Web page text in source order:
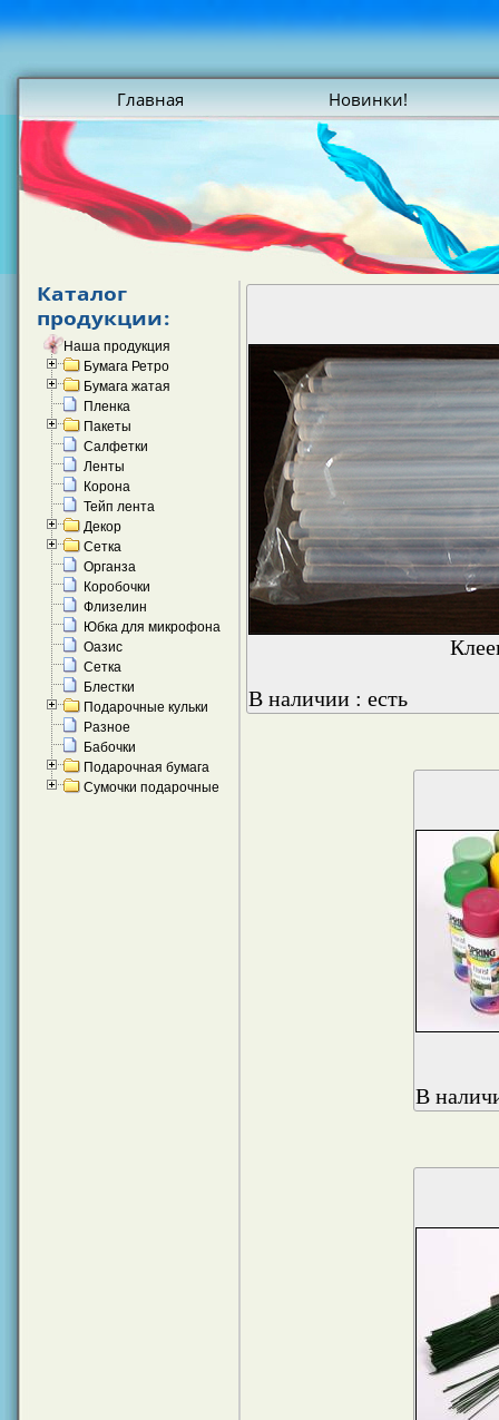
Главная Новинки!
Каталог
продукции:
Наша продукция
Бумага Ретро
Бумага жатая
Пленка
Пакеты
Салфетки
Ленты
Корона
Тейп лента
Декор
Сетка
Органза
Коробочки
Флизелин
Юбка для микрофона
Оазис
Сетка
Блестки
Подарочные кульки
Разное
Бабочки
Подарочная бумага
Сумочки подарочные
В наличии : есть
В